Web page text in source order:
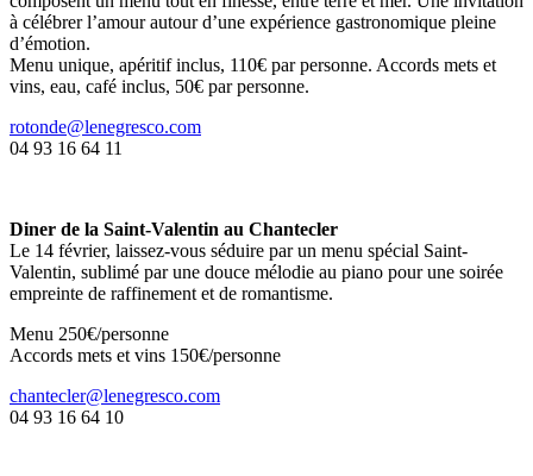
à célébrer l’amour autour d’une expérience gastronomique pleine
d’émotion.
Menu unique, apéritif inclus, 110€ par personne. Accords mets et
vins, eau, café inclus, 50€ par personne.
rotonde@lenegresco.com
04 93 16 64 11
Diner de la Saint-Valentin au Chantecler
Le 14 février, laissez-vous séduire par un menu spécial Saint-
Valentin, sublimé par une douce mélodie au piano pour une soirée
empreinte de raffinement et de romantisme.
Menu 250€/personne
Accords mets et vins 150€/personne
chantecler@lenegresco.com
04 93 16 64 10